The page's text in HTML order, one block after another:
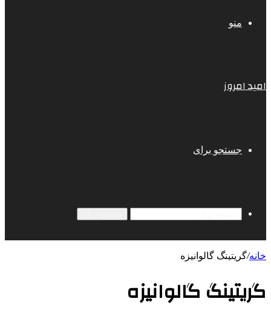
منو
امید امروز
جستجو برای
خانه/گریتینگ گالوانیزه
گریتینگ گالوانیزه